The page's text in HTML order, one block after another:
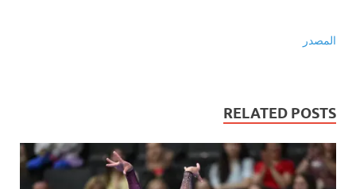
المصدر
RELATED POSTS